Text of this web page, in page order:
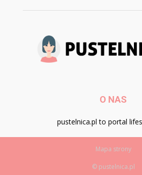
O NAS
pustelnica.pl to portal
Mapa strony
© pustelnica.pl